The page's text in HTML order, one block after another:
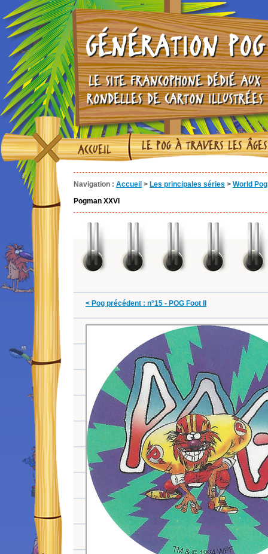
GÉNÉRATION POG
LE SITE FRANCOPHONE DÉDIÉ AUX
RONDELLES DE CARTON ILLUSTRÉES
ACCUEIL LE POG À TRAVERS LES ÂGES
Navigation : Accueil > Les principales séries > World
Pogman XXVI
< Pog précédent : n°15 - POG Foot II